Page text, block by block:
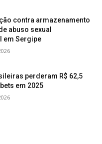
contra armazenamento
abuso sexual
em Sergipe
perderam R$ 62,5
em 2025